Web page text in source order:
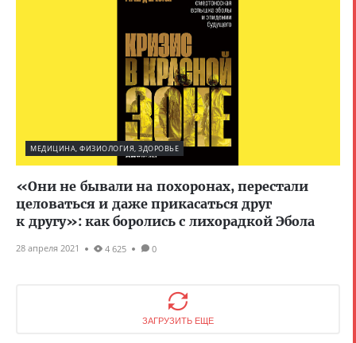
МЕДИЦИНА, ФИЗИОЛОГИЯ, ЗДОРОВЬЕ
«Они не бывали на похоронах, перестали
целоваться и даже прикасаться друг
к другу»: как боролись с лихорадкой Эбола
28 апреля 2021 4 625 0
ЗАГРУЗИТЬ ЕЩЕ